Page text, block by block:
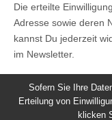
Die erteilte
Adresse sowie deren
kannst Du jederzeit
im Newsletter.
Sofern Sie Ihre
Erteilung von
klicken